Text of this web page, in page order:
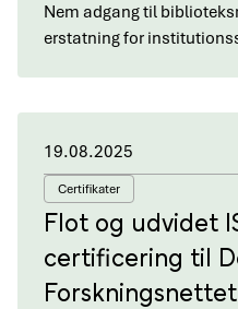
Nem adgang til
erstatning for
19.08.2025
Certifikater
Flot og udvidet
certificering til
Forskningsnettet